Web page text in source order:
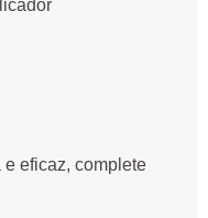
e eficaz, complete